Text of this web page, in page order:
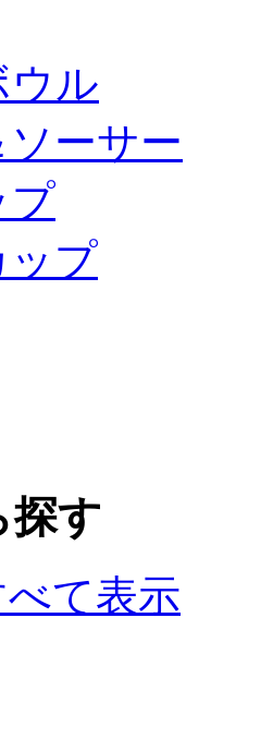
ウル
ーサー
プ
ップ
探す
て表示